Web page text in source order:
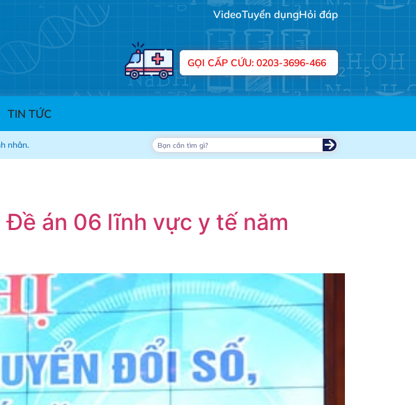
của chúng tôi !""
VideoTuyển dụngHỏi đáp
GỌI CẤP CỨU: 0203-3696-466
TIN TỨC
nhân.
án 06 lĩnh vực y tế năm